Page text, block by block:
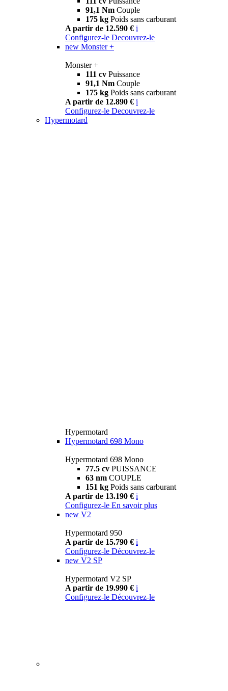
91,1 Nm Couple
175 kg Poids sans carburant
A partir de 12.590 € i
Configurez-le Decouvrez-le
new Monster +
Monster +
111 cv Puissance
91,1 Nm Couple
175 kg Poids sans carburant
A partir de 12.890 € i
Configurez-le Decouvrez-le
Hypermotard
Hypermotard
Hypermotard 698 Mono
Hypermotard 698 Mono
77.5 cv PUISSANCE
63 nm COUPLE
151 kg Poids sans carburant
A partir de 13.190 € i
Configurez-le En savoir plus
new V2
Hypermotard 950
A partir de 15.790 € i
Configurez-le Découvrez-le
new V2 SP
Hypermotard V2 SP
A partir de 19.990 € i
Configurez-le Découvrez-le